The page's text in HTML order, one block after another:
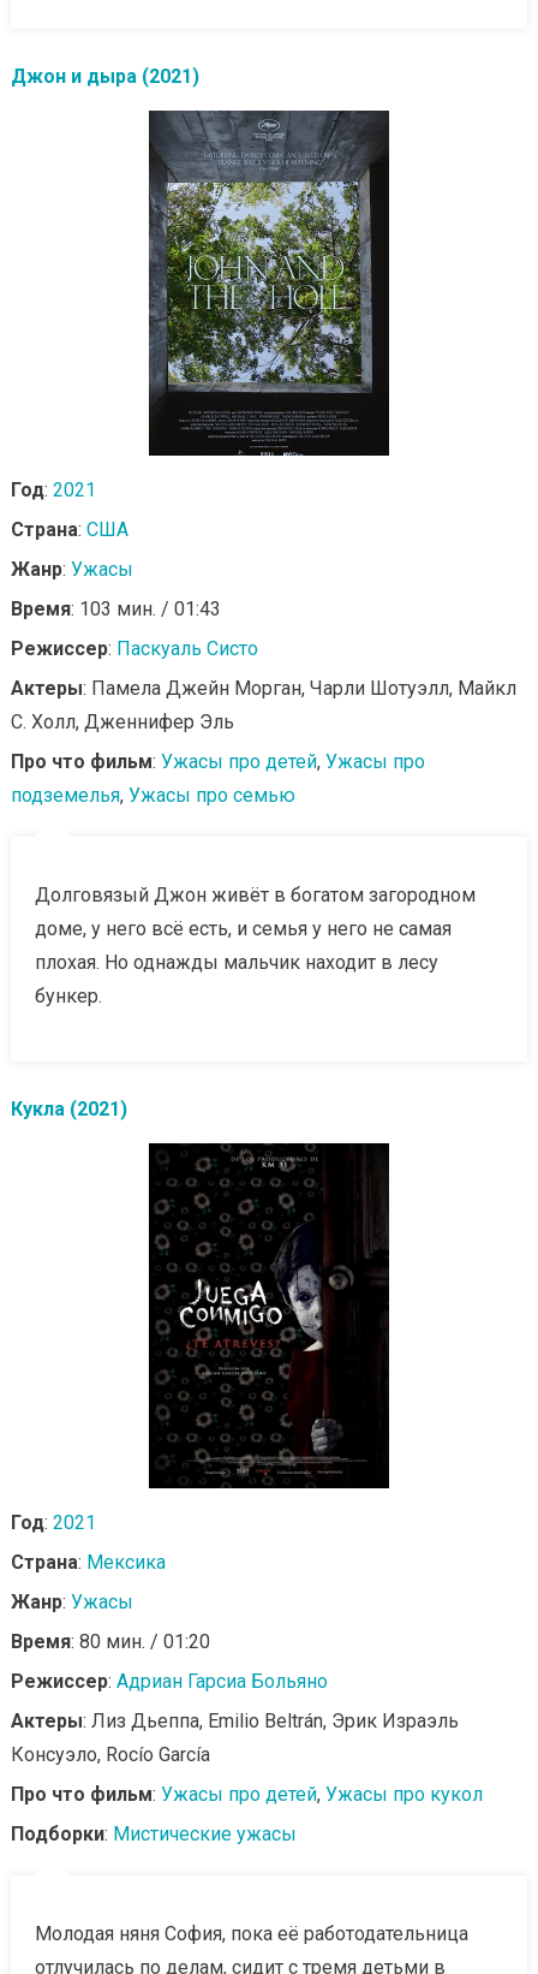
Джон и дыра (2021)
Год: 2021
Страна: США
Жанр: Ужасы
Время: 103 мин. / 01:43
Режиссер: Паскуаль Систо
Актеры: Памела Джейн Морган, Чарли Шотуэлл, Майкл
С. Холл, Дженнифер Эль
Про что фильм: Ужасы про детей, Ужасы про
подземелья, Ужасы про семью
Долговязый Джон живёт в богатом загородном
доме, у него всё есть, и семья у него не самая
плохая. Но однажды мальчик находит в лесу
бункер.
Кукла (2021)
Год: 2021
Страна: Мексика
Жанр: Ужасы
Время: 80 мин. / 01:20
Режиссер: Адриан Гарсиа Больяно
Актеры: Лиз Дьеппа, Emilio Beltrán, Эрик Израэль
Консуэло, Rocío García
Про что фильм: Ужасы про детей, Ужасы про кукол
Подборки: Мистические ужасы
Молодая няня София, пока её работодательница
отлучилась по делам, сидит с тремя детьми в